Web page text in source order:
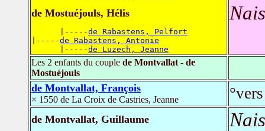
de Mostuéjouls, Hélis
      |-----
de Rabastens, Pelfort
|-----de Rabastens, Antonie
      |-----
de Luzech, Jeanne
Les 2 enfants du couple de Montvallat - de
Mostuéjouls
de Montvallat, François
× 1550 de La Croix de Castries, Jeanne
de Montvallat, Guillaume